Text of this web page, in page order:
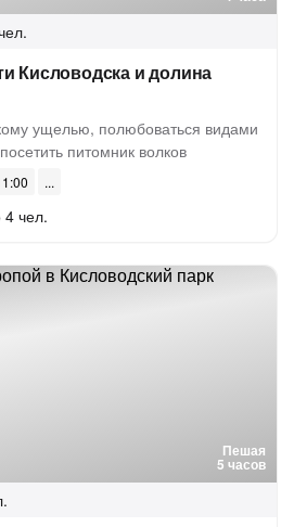
Кисловодска и долина
ущелью, полюбоваться видами
питомник волков
чел.
Пешая
5 часов